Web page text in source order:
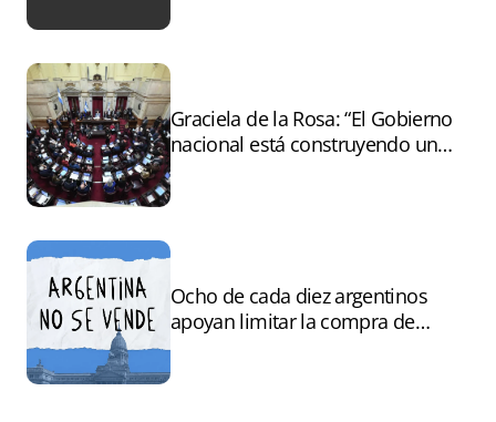
Graciela de la Rosa: “El Gobierno
nacional está construyendo un
Ocho de cada diez argentinos
apoyan limitar la compra de